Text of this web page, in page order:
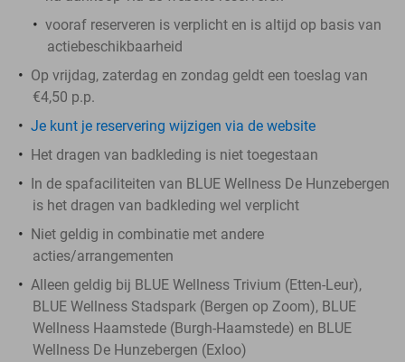
vooraf reserveren is verplicht en is altijd op basis van
actiebeschikbaarheid
Op vrijdag, zaterdag en zondag geldt een toeslag van
€4,50 p.p.
Je kunt je reservering wijzigen via de website
Het dragen van badkleding is niet toegestaan
In de spafaciliteiten van BLUE Wellness De Hunzebergen
is het dragen van badkleding wel verplicht
Niet geldig in combinatie met andere
acties/arrangementen
Alleen geldig bij BLUE Wellness Trivium (Etten-Leur),
BLUE Wellness Stadspark (Bergen op Zoom), BLUE
Wellness Haamstede (Burgh-Haamstede) en BLUE
Wellness De Hunzebergen (Exloo)